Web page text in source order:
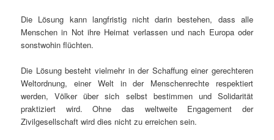
Die Lösung kann langfristig nicht darin bestehen, dass alle
Menschen in Not ihre Heimat verlassen und nach Europa oder
sonstwohin flüchten.
Die Lösung besteht vielmehr in der Schaffung einer gerechteren
Weltordnung, einer Welt in der Menschenrechte respektiert
werden, Völker über sich selbst bestimmen und Solidarität
praktiziert wird. Ohne das weltweite Engagement der
Zivilgesellschaft wird dies nicht zu erreichen sein.